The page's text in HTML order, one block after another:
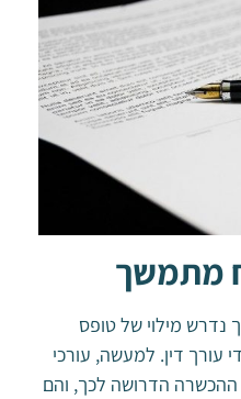
מתמשך
נדרש מילוי של טופס
עורך דין. למעשה, עורכי
ההכשרה הדרושה לכך, והם